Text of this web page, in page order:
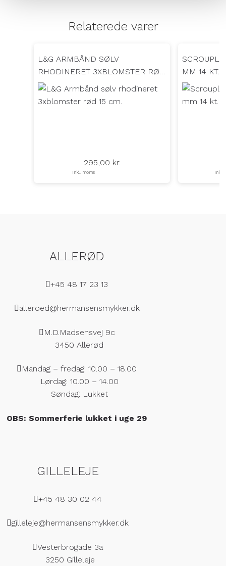
Relaterede varer
L&G ARMBÅND SØLV
RHODINERET 3XBLOMSTER RØD
15 CM.
295,00 kr.
inkl. moms
MM 14 KT.
inkl.
ALLERØD
+45 48 17 23 13
alleroed@hermansensmykker.dk
M.D.Madsensvej 9c
3450 Allerød
Mandag – fredag: 10.00 – 18.00
Lørdag: 10.00 – 14.00
Søndag: Lukket
OBS: Sommerferie lukket i uge 29
GILLELEJE
+45 48 30 02 44
gilleleje@hermansensmykker.dk
Vesterbrogade 3a
3250 Gilleleje